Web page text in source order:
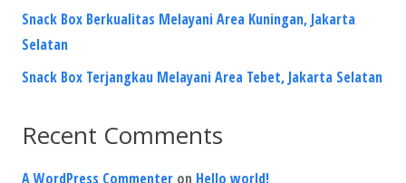
Snack Box Berkualitas Melayani Area Kuningan, Jakarta
Selatan
Snack Box Terjangkau Melayani Area Tebet, Jakarta Selatan
Recent Comments
A WordPress Commenter on Hello world!